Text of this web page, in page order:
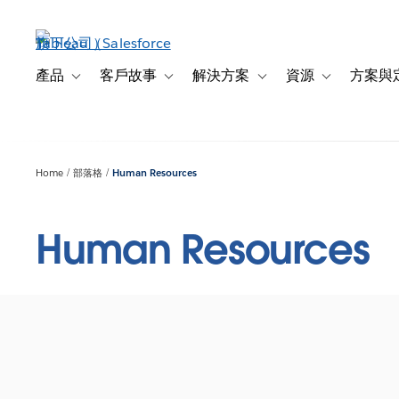
產品 Toggle sub-navigation for 產品
客戶故事 Toggle sub-navigation for 客戶故事
解決方案 Toggle sub-navigation for
資源 Toggle sub-
方案與
Home 部落格 Human Resources
Human Resources